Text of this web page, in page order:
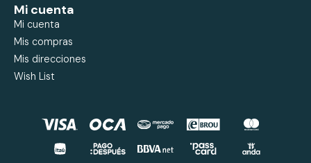
Mi cuenta
Mi cuenta
Mis compras
Mis direcciones
Wish List